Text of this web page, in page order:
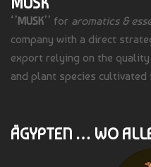
‘’MUSK’’ for aromatics &
company with a direct
export relying on the
and plant species cultivated
ÄGYPTEN … WO